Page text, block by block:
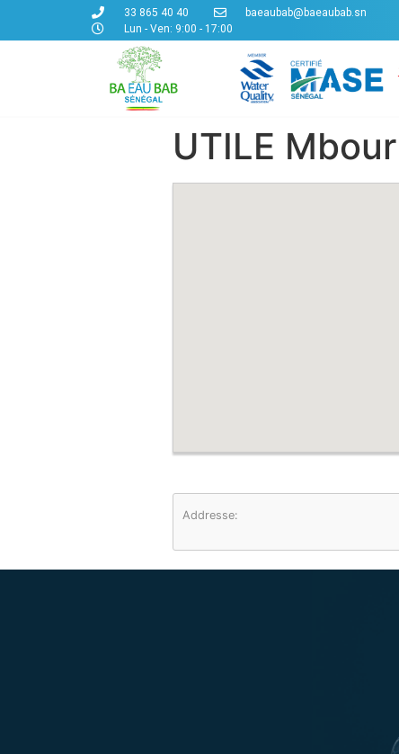
33 865 40 40
baeaubab@baeaubab.sn
Lun - Ven: 9:00 - 17:00
UTILE Mbour
Addresse: